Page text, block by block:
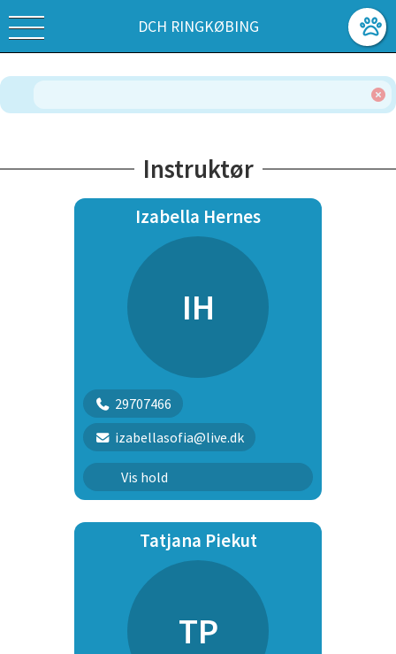
DCH RINGKØBING
Instruktør
Izabella Hernes
IH
29707466
izabellasofia@live.dk
Vis hold
Unghundehold
Tatjana Piekut
TP